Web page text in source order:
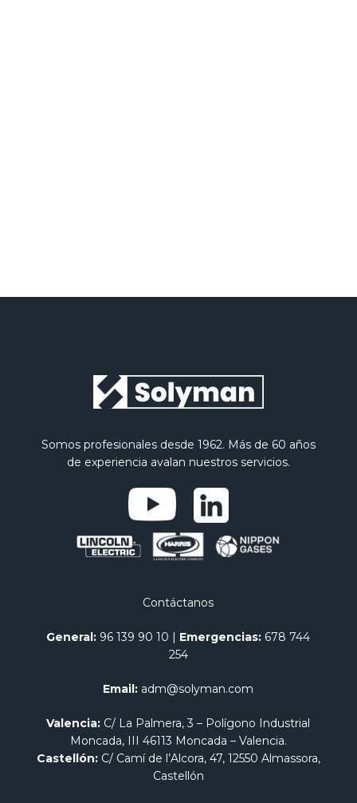
Somos profesionales desde 1962. Más de 60 años
de experiencia avalan nuestros servicios.
Contáctanos
General: 96 139 90 10 | Emergencias: 678 744
254
Email: adm@solyman.com
Valencia: C/ La Palmera, 3 – Polígono Industrial
Moncada, III 46113 Moncada – Valencia.
Castellón:C/ Camí de l’Alcora, 47, 12550 Almassora,
Castellón